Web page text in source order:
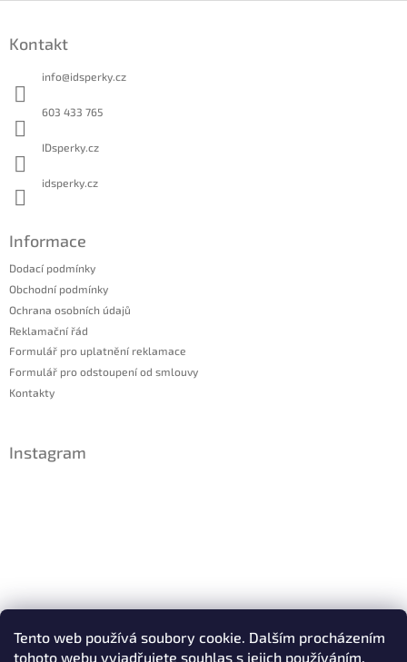
Tento web používá soubory cookie. Dalším procházením
tohoto webu vyjadřujete souhlas s jejich používáním.
Kontakt
info@idsperky.cz
603 433 765
IDsperky.cz
idsperky.cz
Informace
Dodací podmínky
Obchodní podmínky
Ochrana osobních údajů
Reklamační řád
Formulář pro uplatnění reklamace
Formulář pro odstoupení od smlouvy
Kontakty
Instagram
Sledovat na Instagramu